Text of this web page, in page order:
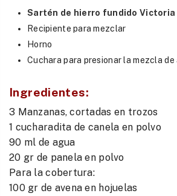
Sartén de hierro fundido Victoria
Recipiente para mezclar
Horno
Cuchara para presionar la mezcla de
Ingredientes:
3 Manzanas, cortadas en trozos
1 cucharadita de canela en polvo
90 ml de agua
20 gr de panela en polvo
Para la cobertura:
100 gr de avena en hojuelas